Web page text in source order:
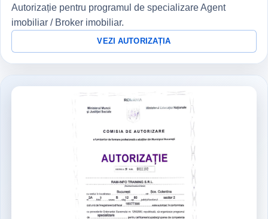
Autorizație pentru programul de specializare Agent
imobiliar / Broker imobiliar.
VEZI AUTORIZAȚIA